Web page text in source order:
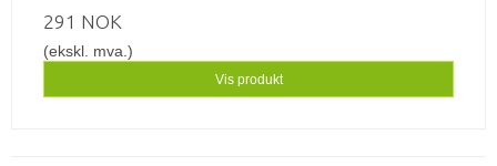
291 NOK
(ekskl. mva.)
Vis produkt